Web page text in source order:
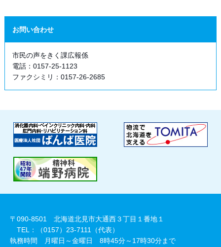
お問い合わせ
市民の声をきく課広報係
電話：0157-25-1123
ファクシミリ：0157-26-2685
〒090-8501 北海道北見市大通西３丁目１番地１
TEL：（0157）23-7111（代表）
執務時間 月曜日～金曜日 8時45分～17時30分まで